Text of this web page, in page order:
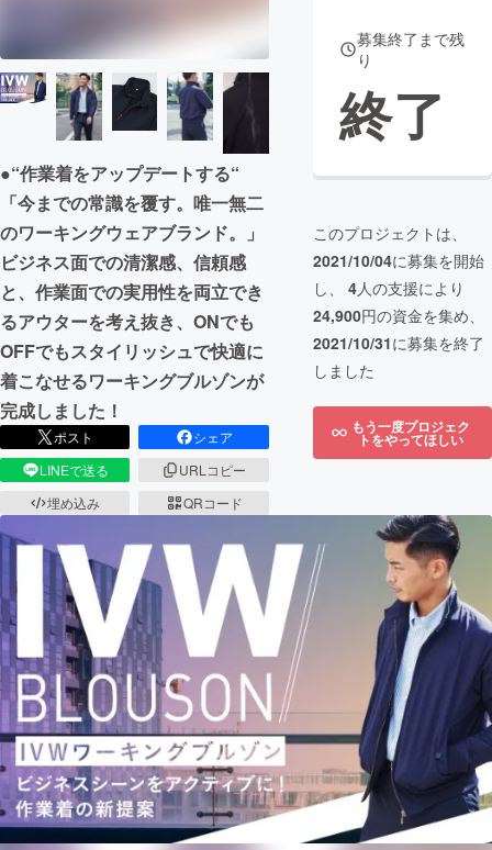
●“作業着をアップデートする“
「今までの常識を覆す。唯一無二
のワーキングウェアブランド。」
ビジネス面での清潔感、信頼感
と、作業面での実用性を両立でき
るアウターを考え抜き、ONでも
OFFでもスタイリッシュで快適に
着こなせるワーキングブルゾンが
完成しました！
ポスト
シェア
LINEで送る
URLコピー
埋め込み
QRコード
募集終了まで残
り
終了
このプロジェクトは、
2021/10/04に募集を開始
し、 4人の支援により
24,900円の資金を集め、
2021/10/31に募集を終了
しました
もう一度プロジェク
トをやってほしい